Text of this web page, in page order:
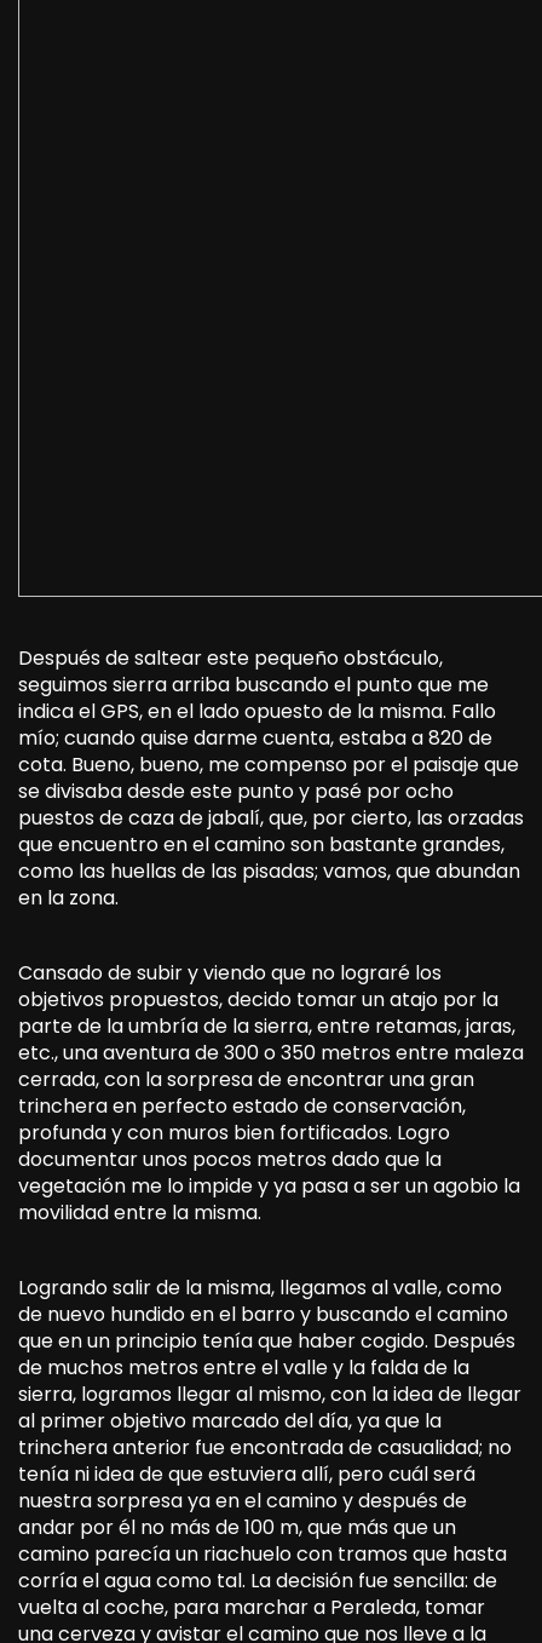
Después de saltear este pequeño obstáculo,
seguimos sierra arriba buscando el punto que me
indica el GPS, en el lado opuesto de la misma. Fallo
mío; cuando quise darme cuenta, estaba a 820 de
cota. Bueno, bueno, me compenso por el paisaje que
se divisaba desde este punto y pasé por ocho
puestos de caza de jabalí, que, por cierto, las orzadas
que encuentro en el camino son bastante grandes,
como las huellas de las pisadas; vamos, que abundan
en la zona.
Cansado de subir y viendo que no lograré los
objetivos propuestos, decido tomar un atajo por la
parte de la umbría de la sierra, entre retamas, jaras,
etc., una aventura de 300 o 350 metros entre maleza
cerrada, con la sorpresa de encontrar una gran
trinchera en perfecto estado de conservación,
profunda y con muros bien fortificados. Logro
documentar unos pocos metros dado que la
vegetación me lo impide y ya pasa a ser un agobio la
movilidad entre la misma.
Logrando salir de la misma, llegamos al valle, como
de nuevo hundido en el barro y buscando el camino
que en un principio tenía que haber cogido. Después
de muchos metros entre el valle y la falda de la
sierra, logramos llegar al mismo, con la idea de llegar
al primer objetivo marcado del día, ya que la
trinchera anterior fue encontrada de casualidad; no
tenía ni idea de que estuviera allí, pero cuál será
nuestra sorpresa ya en el camino y después de
andar por él no más de 100 m, que más que un
camino parecía un riachuelo con tramos que hasta
corría el agua como tal. La decisión fue sencilla: de
vuelta al coche, para marchar a Peraleda, tomar
una cerveza y avistar el camino que nos lleve a la